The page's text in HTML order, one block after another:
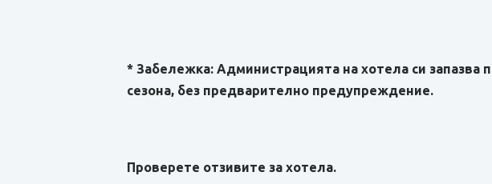
* Забележка: Администрацията на хотела си
сезона, без предварително предупреждение.
Проверете отзивите за хотела.